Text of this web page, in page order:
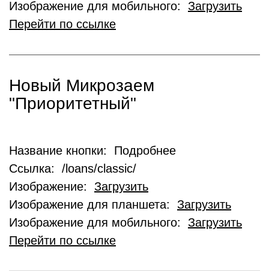
Изображение для мобильного: Загрузить
Перейти по ссылке
Новый Микрозаем
"Приоритетный"
Название кнопки: Подробнее
Ссылка: /loans/classic/
Изображение: Загрузить
Изображение для планшета: Загрузить
Изображение для мобильного: Загрузить
Перейти по ссылке